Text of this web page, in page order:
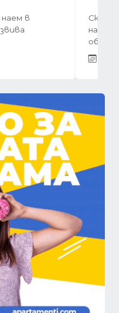
че понякога
в